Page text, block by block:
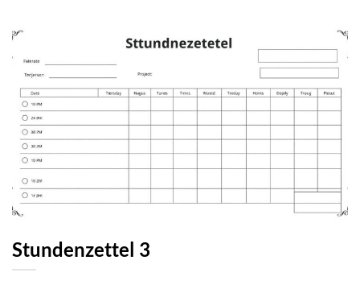
Stundenzettel 3